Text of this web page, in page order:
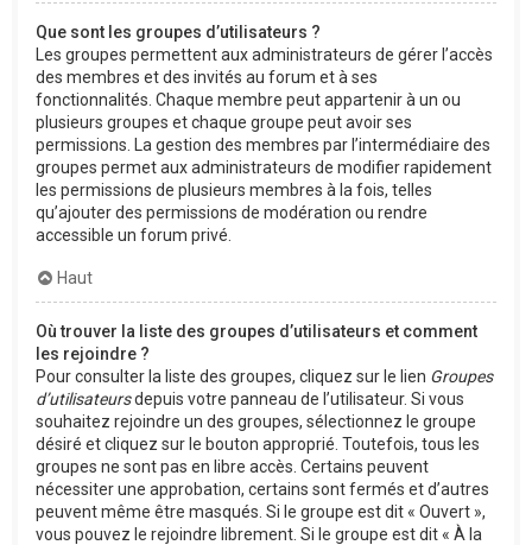
Que sont les groupes d’utilisateurs ?
Les groupes permettent aux administrateurs de gérer l’accès
des membres et des invités au forum et à ses
fonctionnalités. Chaque membre peut appartenir à un ou
plusieurs groupes et chaque groupe peut avoir ses
permissions. La gestion des membres par l’intermédiaire des
groupes permet aux administrateurs de modifier rapidement
les permissions de plusieurs membres à la fois, telles
qu’ajouter des permissions de modération ou rendre
accessible un forum privé.
Haut
Où trouver la liste des groupes d’utilisateurs et comment
les rejoindre ?
Pour consulter la liste des groupes, cliquez sur le lien Groupes
d’utilisateursdepuis votre panneau de l’utilisateur. Si vous
souhaitez rejoindre un des groupes, sélectionnez le groupe
désiré et cliquez sur le bouton approprié. Toutefois, tous les
groupes ne sont pas en libre accès. Certains peuvent
nécessiter une approbation, certains sont fermés et d’autres
peuvent même être masqués. Si le groupe est dit « Ouvert »,
vous pouvez le rejoindre librement. Si le groupe est dit « À la